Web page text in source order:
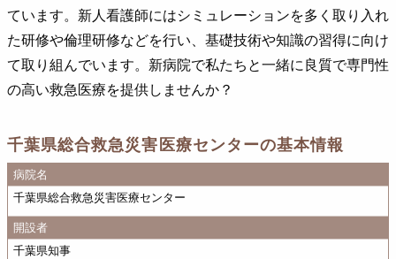
ています。新人看護師にはシミュレーションを多く取り入れ
た研修や倫理研修などを行い、基礎技術や知識の習得に向け
て取り組んでいます。新病院で私たちと一緒に良質で専門性
の高い救急医療を提供しませんか？
千葉県総合救急災害医療センターの基本情報
病院名
千葉県総合救急災害医療センター
開設者
千葉県知事